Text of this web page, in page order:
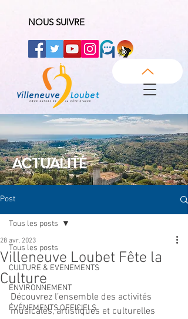
NOUS SUIVRE
ACTUALITÉ
Post
Tous les posts
CULTURE & EVENEMENTS
ENVIRONNEMENT
ÉVÉNEMENTS OFFICIELS
Tous les posts
Villeneuve Loubet Fête la
Culture
28 avr. 2023
Découvrez l’ensemble des activités
musicales, artistiques et culturelles